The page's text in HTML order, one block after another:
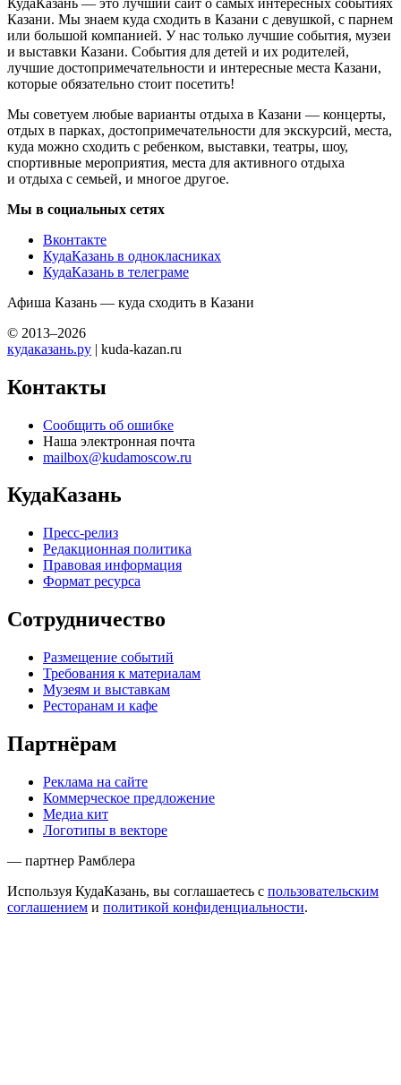
Казани. Мы знаем куда сходить в Казани с девушкой, с парнем
или большой компанией. У нас только лучшие события, музеи
и выставки Казани. События для детей и их родителей,
лучшие достопримечательности и интересные места Казани,
которые обязательно стоит посетить!
Мы советуем любые варианты отдыха в Казани — концерты,
отдых в парках, достопримечательности для экскурсий, места,
куда можно сходить с ребенком, выставки, театры, шоу,
спортивные мероприятия, места для активного отдыха
и отдыха с семьей, и многое другое.
Мы в социальных сетях
Вконтакте
КудаКазань в однокласниках
КудаКазань в телеграме
Афиша Казань — куда сходить в Казани
© 2013–2026
кудаказань.ру | kuda-kazan.ru
Контакты
Сообщить об ошибке
Наша электронная почта
mailbox@kudamoscow.ru
КудаКазань
Пресс-релиз
Редакционная политика
Правовая информация
Формат ресурса
Сотрудничество
Размещение событий
Требования к материалам
Музеям и выставкам
Ресторанам и кафе
Партнёрам
Реклама на сайте
Коммерческое предложение
Медиа кит
Логотипы в векторе
— партнер Рамблера
Используя КудаКазань, вы соглашаетесь с пользовательским
соглашением и политикой конфиденциальности.